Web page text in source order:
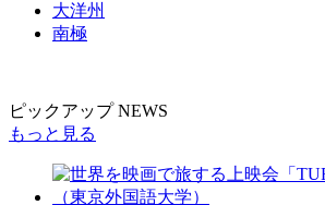
大洋州
南極
ピックアップ NEWS
もっと見る